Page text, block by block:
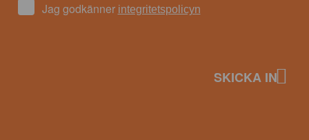
Jag godkänner integritetspolicyn